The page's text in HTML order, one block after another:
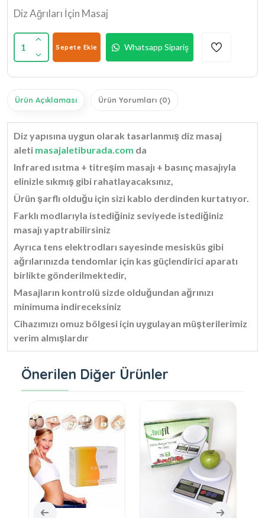
Diz Ağrıları İçin Masaj
1 Sepete Ekle Whatsapp Sipariş
Ürün Açıklaması Ürün Yorumları (0)
Diz yapısına uygun olarak tasarlanmış diz masaj
aleti masajaletiburada.com da
Infrared ısıtma + titreşim masajı + basınç masajıyla
elinizle sıkmış gibi rahatlayacaksınız,
Ürün şarflı olduğu için sizi kablo derdinden kurtatıyor.
Farklı modlarıyla istediğiniz seviyede istediğiniz
masajı yaptrabilirsiniz
Ayrıca tens elektrodları sayesinde mesisküs gibi
ağrılarınızda tendomlar için kas güçlendirici aparatı
birlikte gönderilmektedir,
Masajların kontrolü sizde olduğundan ağrınızı
minimuma indireceksiniz
Cihazımızı omuz bölgesi için uygulayan müşterilerimiz
verim almışlardır
Önerilen Diğer Ürünler